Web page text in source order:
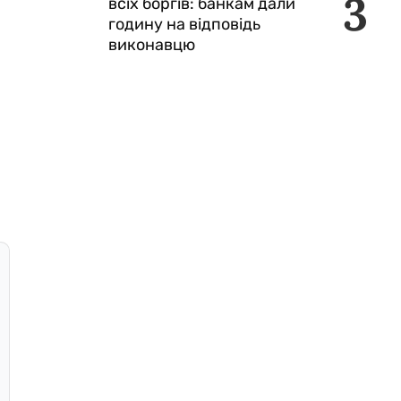
3
годину на відповідь
виконавцю